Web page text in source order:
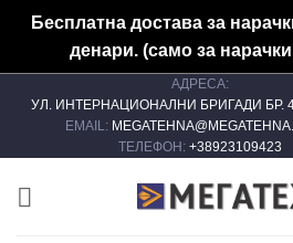
Бесплатна достава за
денари. (само за нарачки
АДРЕСА:
УЛ. ИНТЕРНАЦИОНАЛНИ БРИГАДИ БР.
EMAIL:
ТЕЛЕФОН: +38923109423